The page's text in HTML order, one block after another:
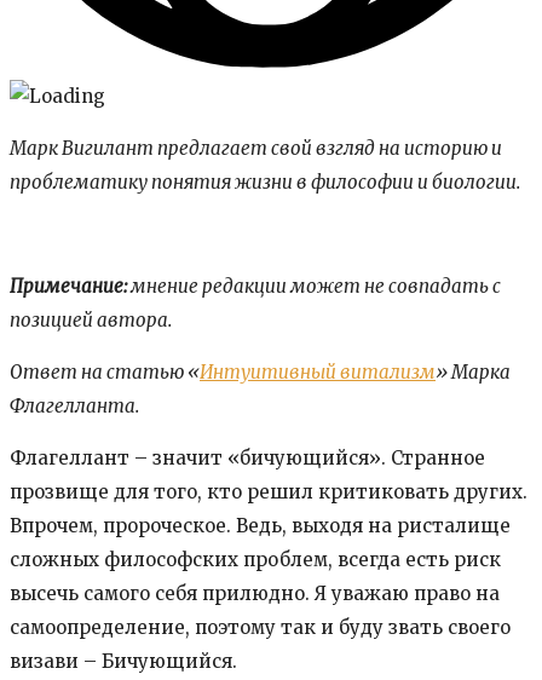
Марк Вигилант предлагает свой взгляд на историю и
проблематику понятия жизни в философии и биологии.
Примечание:мнение редакции может не совпадать с
позицией автора.
Ответ на статью «Интуитивный витализм» Марка
Флагелланта.
Флагеллант – значит «бичующийся». Странное
прозвище для того, кто решил критиковать других.
Впрочем, пророческое. Ведь, выходя на ристалище
сложных философских проблем, всегда есть риск
высечь самого себя прилюдно. Я уважаю право на
самоопределение, поэтому так и буду звать своего
визави – Бичующийся.